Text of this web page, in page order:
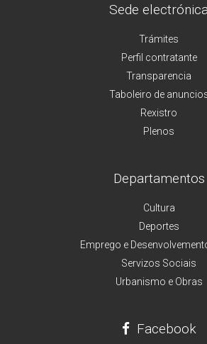
Sede
Trámites
Perfil contratante
Transparencia
Taboleiro de
Rexistro
Plenos
Departamentos
Cultura
Deportes
Emprego e
Servizos Sociais
Urbanismo e Obras
Facebook